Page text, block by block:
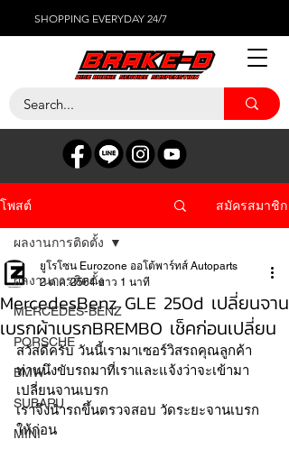
SHOPPING EVERYDAY 24/7
โพสต์ สมัครสมาชิก
ผลงานการติดตั้ง
MERCEDES-BENZ
PORSCHE
BMW
SUBARU
MINI
ผลงานการติดตั้ง
MercedesBenz GLE 250d เปลี่ยนจาน
เบรกผ้าเบรกBREMBO เช็คก่อนเปลี่ยน
ยูโรโซน Eurozone ออโต้พาร์ทส์ Autoparts
2 ต.ค. 2564 ยาว 1 นาที
สวัสดีครับ วันนี้เรามาเซอร์วิสรถคุณลูกค้า
ท่านนึงขับรถมาที่เราและแจ้งว่าจะเข้ามา
เปลี่ยนจานเบรก
เราจึงนำรถขึ้นตรวจสอบ วัดระยะจานเบรก
ให้ก่อน